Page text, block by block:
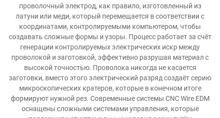
проволочный электрод, как правило, изготовленный из
латуни или меди, который перемещается в соответствии с
координатами, контролируемыми компьютером, чтобы
создавать сложные формы и узоры. Процесс работает за счёт
генерации контролируемых электрических искр между
проволокой и заготовкой, эффективно разрушая материал с
высокой точностью. Проволока никогда не касается
заготовки, вместо этого электрический разряд создаёт серию
микроскопических кратеров, которые в конечном итоге
формируют нужной рез. Современные системы CNC Wire EDM
оснащены сложными системами управления, которые